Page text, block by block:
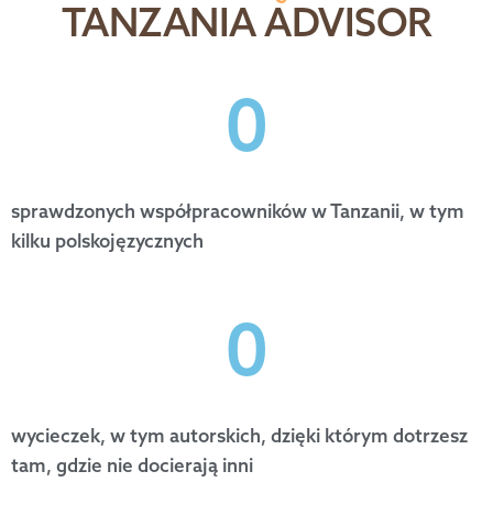
TANZANIA ADVISOR
sprawdzonych współpracowników w Tanzanii, w tym
kilku polskojęzycznych
0
wycieczek, w tym autorskich, dzięki którym dotrzesz
tam, gdzie nie docierają inni
0